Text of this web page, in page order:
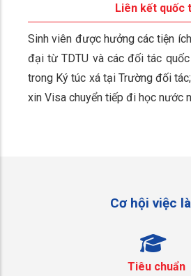
Liên kết quốc
Sinh viên được hưởng các tiện
đại từ TDTU và các đối tác
trong Ký túc xá tại Trường đối
xin Visa chuyển tiếp đi học nước
Cơ hội việc
Tiêu chuẩn